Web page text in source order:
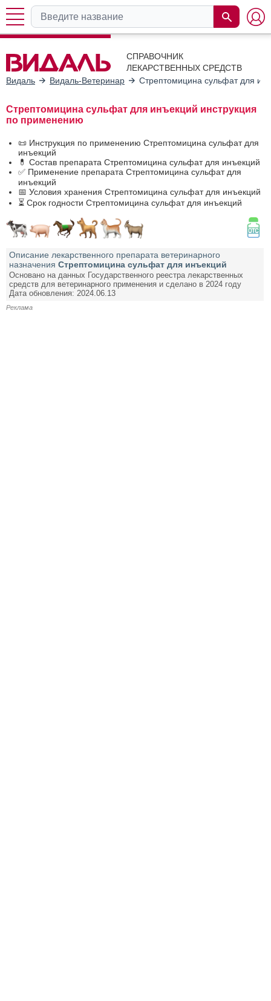
СПРАВОЧНИК
ЛЕКАРСТВЕННЫХ СРЕДСТВ
Видаль
Видаль-Ветеринар Стрептомицина сульфат для
Стрептомицина сульфат для инъекций инструкция
по применению
📜 Инструкция по применению Стрептомицина сульфат для
инъекций
💊 Состав препарата Стрептомицина сульфат для инъекций
✅ Применение препарата Стрептомицина сульфат для
инъекций
📅 Условия хранения Стрептомицина сульфат для инъекций
⏳ Срок годности Стрептомицина сульфат для инъекций
Описание лекарственного препарата ветеринарного
назначения Стрептомицина сульфат для инъекций
Основано на данных Государственного реестра лекарственных
средств для ветеринарного применения и сделано в 2024 году
Дата обновления: 2024.06.13
Реклама